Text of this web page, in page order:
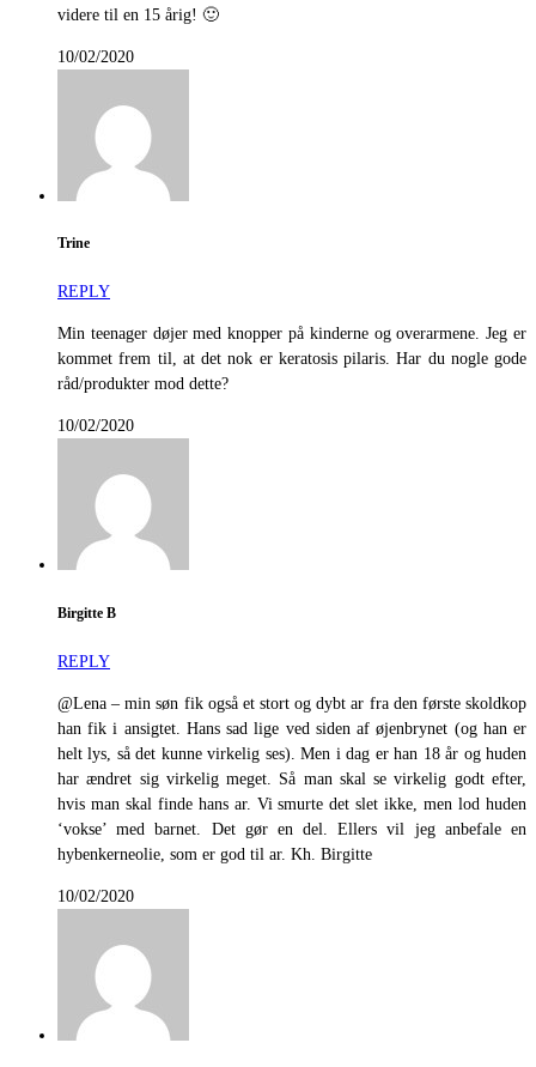
videre til en 15 årig! 🙂
10/02/2020
Trine
REPLY
Min teenager døjer med knopper på kinderne og overarmene. Jeg er
kommet frem til, at det nok er keratosis pilaris. Har du nogle gode
råd/produkter mod dette?
10/02/2020
Birgitte B
REPLY
@Lena – min søn fik også et stort og dybt ar fra den første skoldkop
han fik i ansigtet. Hans sad lige ved siden af øjenbrynet (og han er
helt lys, så det kunne virkelig ses). Men i dag er han 18 år og huden
har ændret sig virkelig meget. Så man skal se virkelig godt efter,
hvis man skal finde hans ar. Vi smurte det slet ikke, men lod huden
‘vokse’ med barnet. Det gør en del. Ellers vil jeg anbefale en
hybenkerneolie, som er god til ar. Kh. Birgitte
10/02/2020